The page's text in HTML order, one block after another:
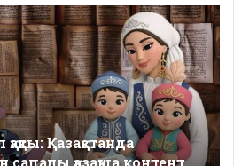
Қазақстанда
сапалы қазақша контент